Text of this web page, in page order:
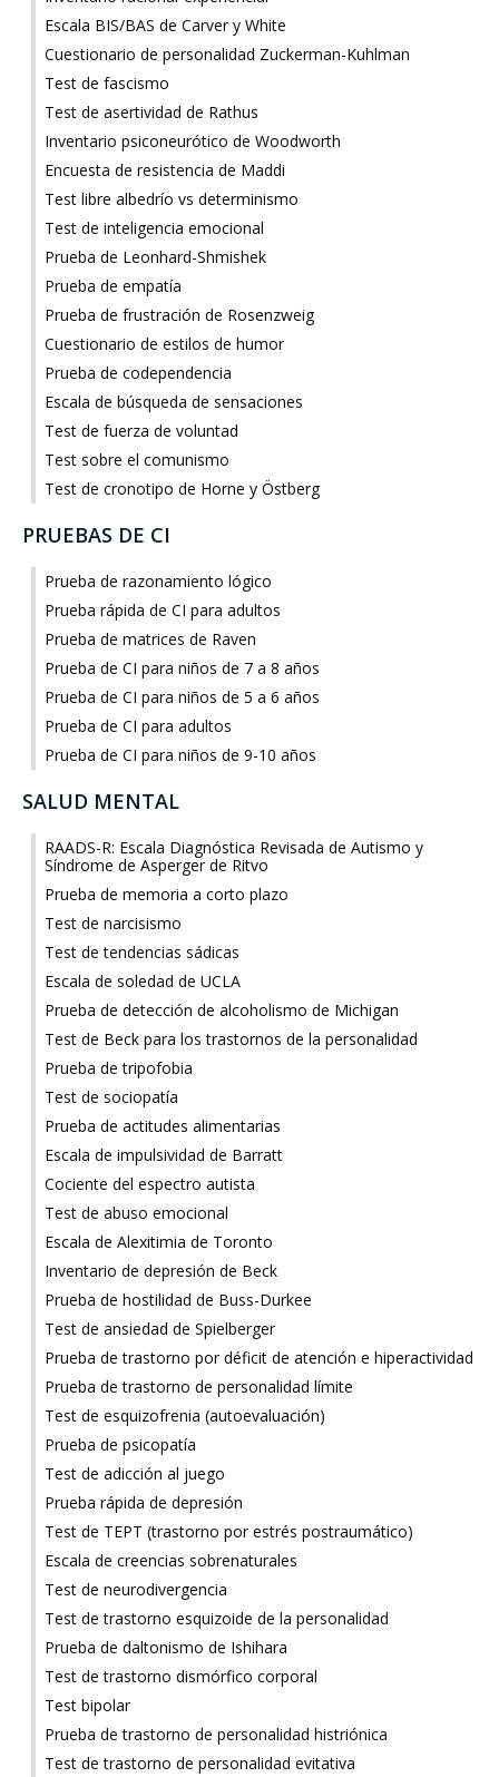
Escala BIS/BAS de Carver y White
Cuestionario de personalidad Zuckerman-Kuhlman
Test de fascismo
Test de asertividad de Rathus
Inventario psiconeurótico de Woodworth
Encuesta de resistencia de Maddi
Test libre albedrío vs determinismo
Test de inteligencia emocional
Prueba de Leonhard-Shmishek
Prueba de empatía
Prueba de frustración de Rosenzweig
Cuestionario de estilos de humor
Prueba de codependencia
Escala de búsqueda de sensaciones
Test de fuerza de voluntad
Test sobre el comunismo
Test de cronotipo de Horne y Östberg
PRUEBAS DE CI
Prueba de razonamiento lógico
Prueba rápida de CI para adultos
Prueba de matrices de Raven
Prueba de CI para niños de 7 a 8 años
Prueba de CI para niños de 5 a 6 años
Prueba de CI para adultos
Prueba de CI para niños de 9-10 años
SALUD MENTAL
RAADS-R: Escala Diagnóstica Revisada de Autismo y
Síndrome de Asperger de Ritvo
Prueba de memoria a corto plazo
Test de narcisismo
Test de tendencias sádicas
Escala de soledad de UCLA
Prueba de detección de alcoholismo de Michigan
Test de Beck para los trastornos de la personalidad
Prueba de tripofobia
Test de sociopatía
Prueba de actitudes alimentarias
Escala de impulsividad de Barratt
Cociente del espectro autista
Test de abuso emocional
Escala de Alexitimia de Toronto
Inventario de depresión de Beck
Prueba de hostilidad de Buss-Durkee
Test de ansiedad de Spielberger
Prueba de trastorno por déficit de atención e hiperactividad
Prueba de trastorno de personalidad límite
Test de esquizofrenia (autoevaluación)
Prueba de psicopatía
Test de adicción al juego
Prueba rápida de depresión
Test de TEPT (trastorno por estrés postraumático)
Escala de creencias sobrenaturales
Test de neurodivergencia
Test de trastorno esquizoide de la personalidad
Prueba de daltonismo de Ishihara
Test de trastorno dismórfico corporal
Test bipolar
Prueba de trastorno de personalidad histriónica
Test de trastorno de personalidad evitativa